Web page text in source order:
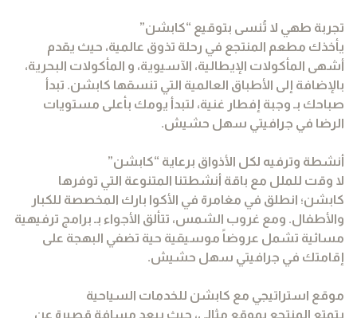
تجربة طهي لا تُنسى بتوقيع “كابشن”
يأخذك مطعم المنتجع في رحلة تذوق عالمية، حيث يقدم
أشهى المأكولات الإيطالية، الآسيوية، و المأكولات البحرية،
بالإضافة إلى الأطباق العالمية التي تنسقها كابشن. تبدأ
صباحك بـ وجبة إفطار غنية، لتبدأ يومك بأعلى مستويات
الرضا في جرافيتي سهل حشيش.
أنشطة وترفيه لكل الأذواق برعاية “كابشن”
لا وقت للملل مع باقة أنشطتنا المتنوعة التي توفرها
كابشن؛ انطلق في مغامرة في الأكوا بارك المخصصة للكبار
والأطفال. ومع غروب الشمس، تتألق الأجواء بـ برامج ترفيهية
مسائية تشمل عروضاً موسيقية حية تضفي البهجة على
إقامتك في جرافيتي سهل حشيش.
موقع استراتيجي مع كابشن للخدمات السياحية
يتمتع المنتجع بموقع مثالي، حيث يبعد مسافة قصيرة عن